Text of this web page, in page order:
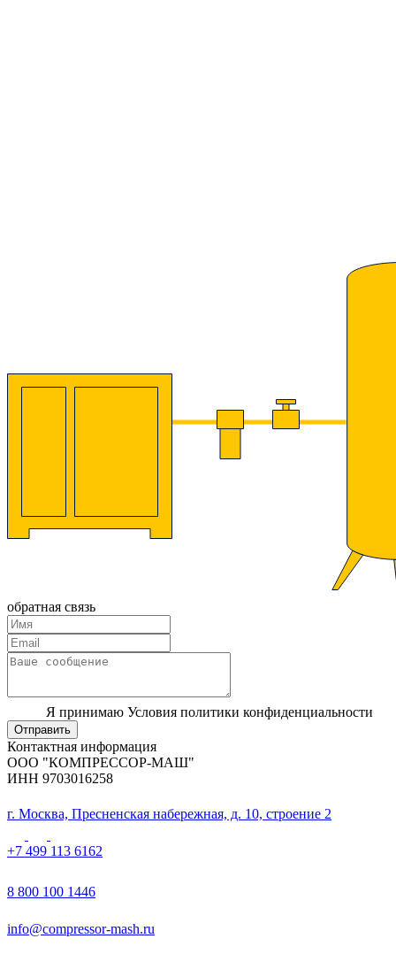
обратная связь
Я принимаю Условия политики конфиденциальности
Отправить
Контактная информация
ООО "КОМПРЕССОР-МАШ"
ИНН 9703016258
г. Москва, Пресненская набережная, д. 10, строение 2
+7 499 113 6162
8 800 100 1446
info@compressor-mash.ru